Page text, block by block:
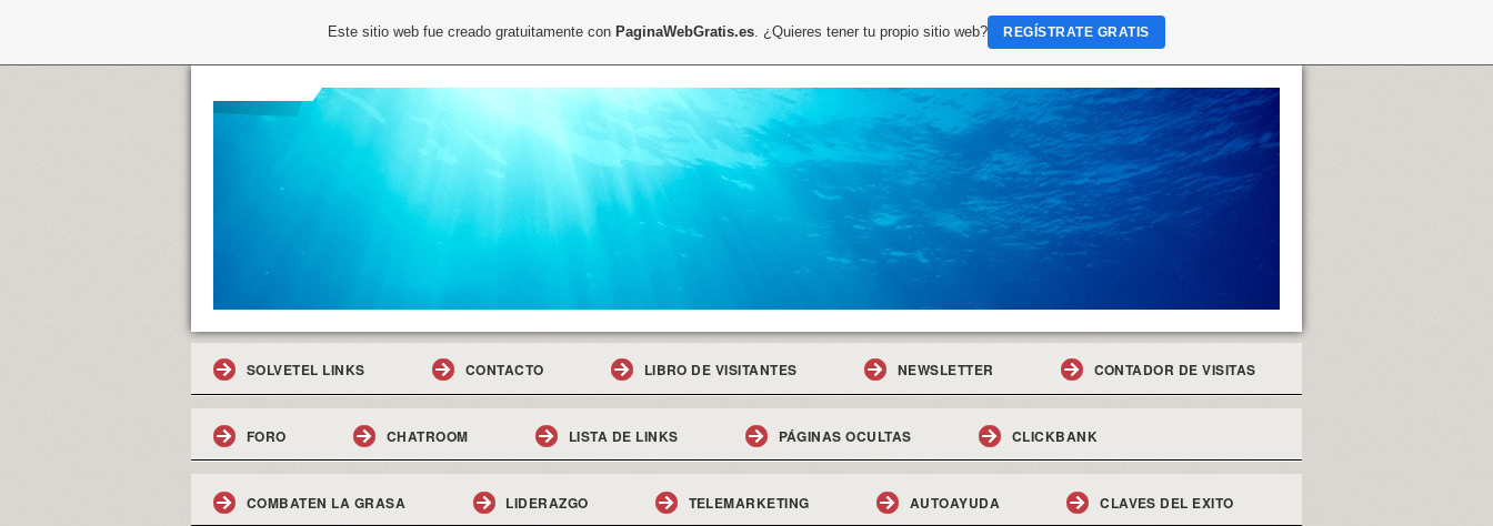
SOLVETEL LINKS CONTACTO LIBRO DE VISITANTES NEWSLETTER CONTADOR DE VISITAS
FORO CHATROOM LISTA DE LINKS PÁGINAS OCULTAS CLICKBANK
COMBATEN LA GRASA LIDERAZGO TELEMARKETING AUTOAYUDA CLAVES DEL EXITO
Este sitio web fue creado gratuitamente con PaginaWebGratis.es. ¿Quieres tener tu propio sitio web? REGÍSTRATE GRATIS